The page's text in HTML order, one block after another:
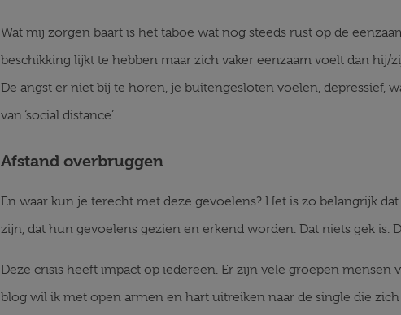
Wat mij zorgen baart is het taboe wat nog steeds rust op de
beschikking lijkt te hebben maar zich vaker eenzaam voelt dan
De angst er niet bij te horen, je buitengesloten voelen,
van ‘social distance’.
Afstand overbruggen
En waar kun je terecht met deze gevoelens? Het is zo belangrijk
zijn, dat hun gevoelens gezien en erkend worden. Dat niets gek is.
Deze crisis heeft impact op iedereen. Er zijn vele groepen
blog wil ik met open armen en hart uitreiken naar de single die